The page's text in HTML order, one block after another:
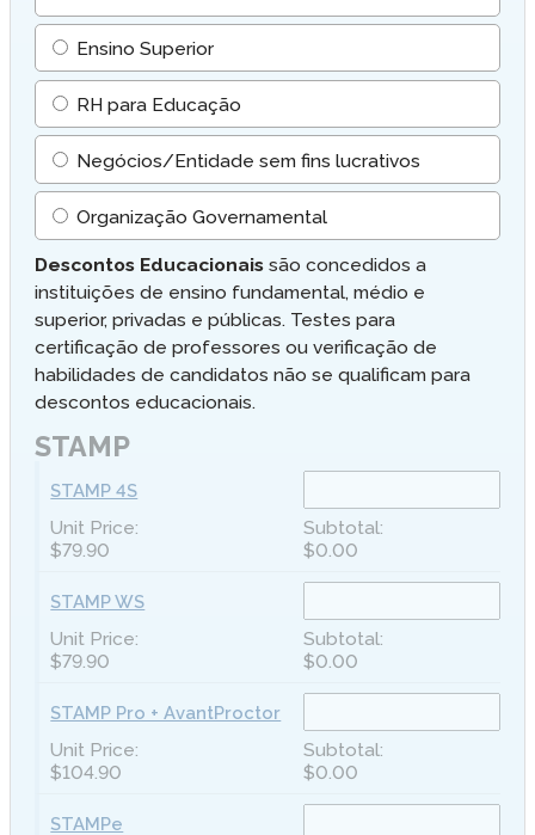
Ensino Superior
RH para Educação
Negócios/Entidade sem fins lucrativos
Organização Governamental
Descontos Educacionais são concedidos a
instituições de ensino fundamental, médio e
superior, privadas e públicas. Testes para
certificação de professores ou verificação de
habilidades de candidatos não se qualificam para
descontos educacionais.
STAMP
STAMP 4S
$79.90 $0.00
STAMP WS
$79.90 $0.00
STAMP Pro + AvantProctor
$104.90 $0.00
STAMPe